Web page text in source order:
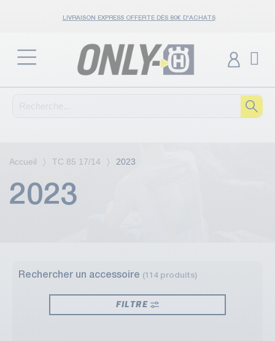
LIVRAISON EXPRESS OFFERTE DÈS 80€ D'ACHATS
Accueil TC 85 17/14 2023
2023
Rechercher un accessoire (114 produits)
FILTRE